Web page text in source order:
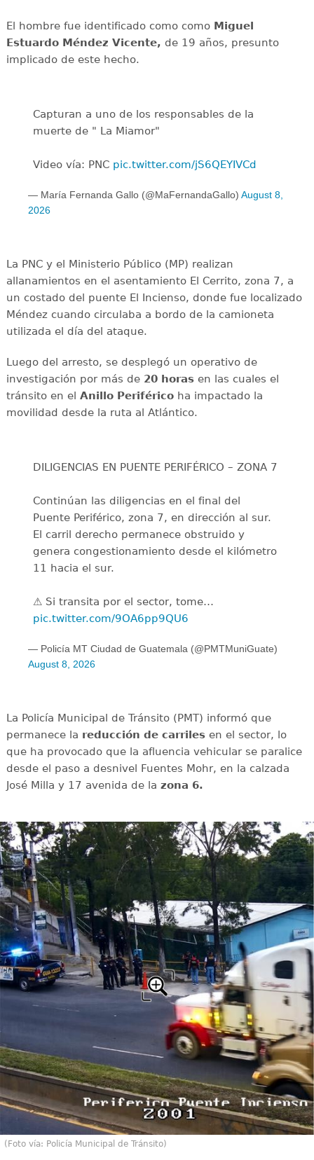
El hombre fue identificado como comoMiguel
Estuardo Méndez Vicente, de 19 años, presunto
implicado de este hecho.
Capturan a uno de los responsables de la
muerte de " La Miamor"
Video vía: PNC pic.twitter.com/jS6QEYIVCd
— María Fernanda Gallo (@MaFernandaGallo) August 8,
2026
La PNC y el Ministerio Público (MP) realizan
allanamientos en el asentamiento El Cerrito, zona 7, a
un costado del puente El Incienso, donde fue localizado
Méndez cuando circulaba a bordo de la camioneta
utilizada el día del ataque.
Luego del arresto, se desplegó un operativo de
investigación por más de 20 horasen las cuales el
tránsito en el Anillo Periféricoha impactado la
movilidad desde la ruta al Atlántico.
DILIGENCIAS EN PUENTE PERIFÉRICO – ZONA 7
Continúan las diligencias en el final del
Puente Periférico, zona 7, en dirección al sur.
El carril derecho permanece obstruido y
genera congestionamiento desde el kilómetro
11 hacia el sur.
⚠️ Si transita por el sector, tome…
pic.twitter.com/9OA6pp9QU6
— Policía MT Ciudad de Guatemala (@PMTMuniGuate)
August 8, 2026
La Policía Municipal de Tránsito (PMT) informó que
permanece la reducción de carrilesen el sector, lo
que ha provocado que la afluencia vehicular se paralice
desde el paso a desnivel Fuentes Mohr, en la calzada
José Milla y 17 avenida de la zona 6.
(Foto vía: Policía Municipal de Tránsito)